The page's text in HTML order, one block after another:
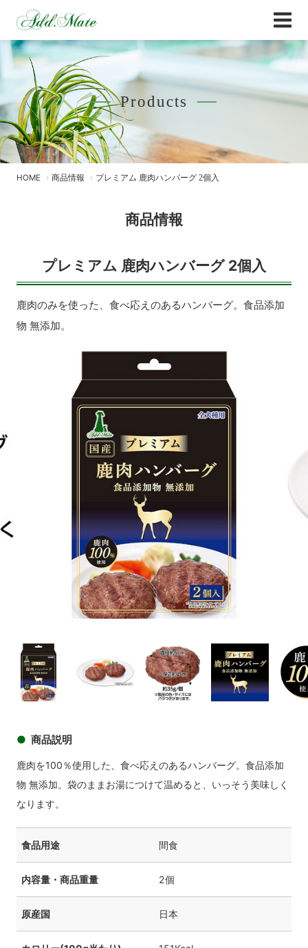
商品情報 - Add.Mate -アド・メイト オフィシ
Products
HOME 商品情報 プレミアム 鹿肉ハンバーグ 2個入
商品情報
プレミアム 鹿肉ハンバーグ 2個入
鹿肉のみを使った、食べ応えのあるハンバーグ。食品添加
物 無添加。
商品説明
鹿肉を100％使用した、食べ応えのあるハンバーグ。食品添加
物 無添加。袋のままお湯につけて温めると、いっそう美味しく
なります。
食品用途 間食
内容量・商品重量 2個
原産国 日本